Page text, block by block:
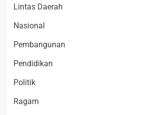
Lintas Daerah
Nasional
Pembangunan
Pendidikan
Politik
Ragam